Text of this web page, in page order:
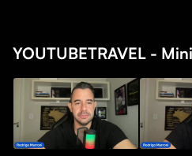
YOUTUBETRAVEL -